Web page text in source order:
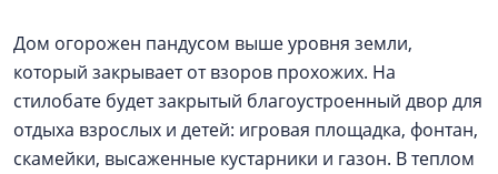
Дом огорожен пандусом выше уровня земли,
который закрывает от взоров прохожих. На
стилобате будет закрытый благоустроенный двор для
отдыха взрослых и детей: игровая площадка, фонтан,
скамейки, высаженные кустарники и газон. В теплом